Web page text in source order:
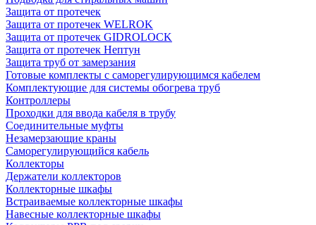
Защита от протечек
Защита от протечек WELROK
Защита от протечек GIDROLOCK
Защита от протечек Нептун
Защита труб от замерзания
Готовые комплекты с саморегулирующимся кабелем
Комплектующие для системы обогрева труб
Контроллеры
Проходки для ввода кабеля в трубу
Соединительные муфты
Незамерзающие краны
Саморегулирующийся кабель
Коллекторы
Держатели коллекторов
Коллекторные шкафы
Встраиваемые коллекторные шкафы
Навесные коллекторные шкафы